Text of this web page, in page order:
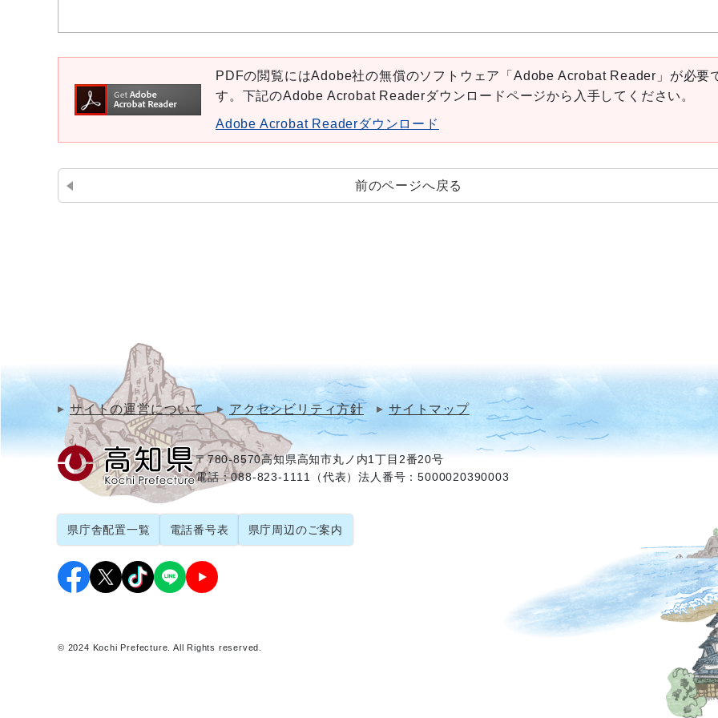
PDFの閲覧にはAdobe社の無償のソフトウェア「Adobe Acrobat Reader」が必要
す。下記のAdobe Acrobat Readerダウンロードページから入手してください。
Adobe Acrobat Readerダウンロード
前のページへ戻る
サイトの運営について アクセシビリティ方針 サイトマップ
〒780-8570高知県高知市丸ノ内1丁目2番20号
電話：088-823-1111（代表）法人番号：5000020390003
県庁舎配置一覧 電話番号表 県庁周辺のご案内
© 2024 Kochi Prefecture. All Rights reserved.